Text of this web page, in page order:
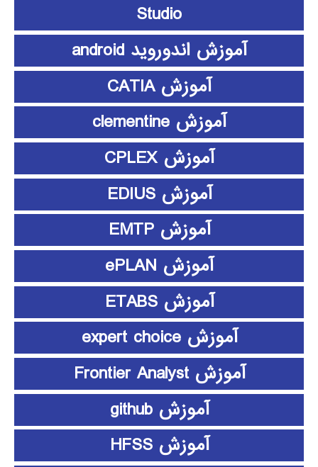
Studio
آموزش اندوروید android
آموزش CATIA
آموزش clementine
آموزش CPLEX
آموزش EDIUS
آموزش EMTP
آموزش ePLAN
آموزش ETABS
آموزش expert choice
آموزش Frontier Analyst
آموزش github
آموزش HFSS